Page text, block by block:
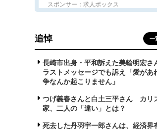
スポンサー：求人ボックス
追悼 一
長崎市出身・平和訴えた美輪明宏
ラストメッセージでも訴え「愛が
争なんか起こりません」
つげ義春さんと白土三平さん カリ
家、二人の「違い」とは？
死去した丹羽宇一郎さんは、経済界